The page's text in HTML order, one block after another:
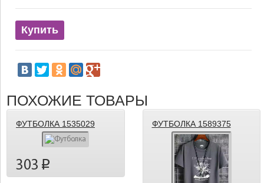
Купить
ПОХОЖИЕ ТОВАРЫ
ФУТБОЛКА 1535029
303 p
ФУТБОЛКА 1589375